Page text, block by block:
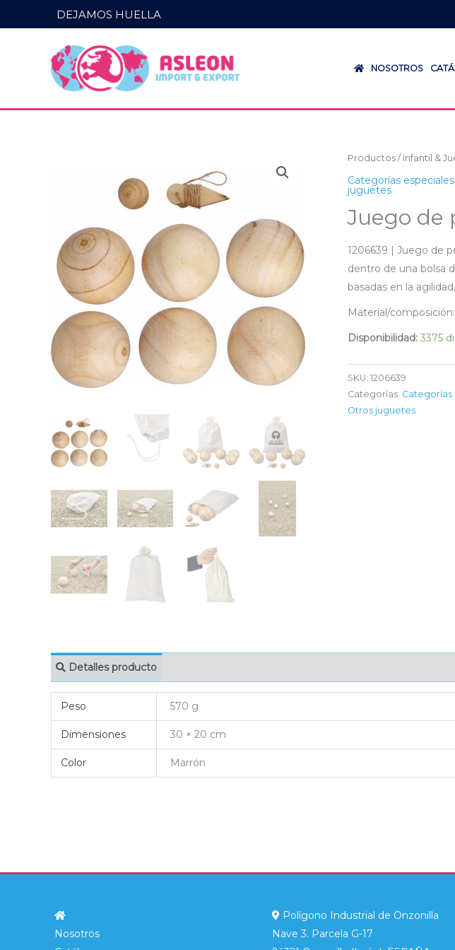
al
DEJAMOS HUELLA
NOSOTROS
Productos / Infantil &
Categorías especiales
juguetes
Juego de
1206639 | Juego de
dentro de una bolsa
basadas en la agilidad.
Material/
Disponibilidad: 3375
SKU: 1206639
Categorías:
Otros juguetes
Detalles producto
Peso 570 g
Dimensiones 30 × 20 cm
Color Marrón
Nosotros
Polígono Industrial de Onzonilla
Nave 3. Parcela G-17